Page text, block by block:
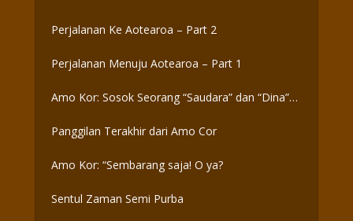
Perjalanan Ke Aotearoa – Part 2
Perjalanan Menuju Aotearoa – Part 1
Amo Kor: Sosok Seorang “Saudara” dan “Dina”
Panggilan Terakhir dari Amo Cor
Amo Kor: “Sembarang saja! O ya?
Sentul Zaman Semi Purba